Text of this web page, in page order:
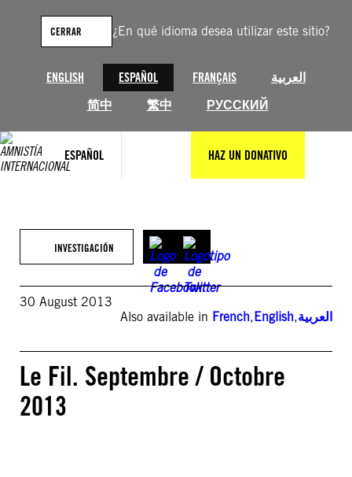
¿En qué idioma desea utilizar este sitio?
ENGLISH ESPAÑOL FRANÇAIS
العربية
简中
繁中 РУССКИЙ
CERRAR
ESPAÑOL HAZ UN DONATIVO
contenido
INVESTIGACIÓN
30 August 2013
Also available in French,English,العربية
Le Fil. Septembre / Octobre
2013